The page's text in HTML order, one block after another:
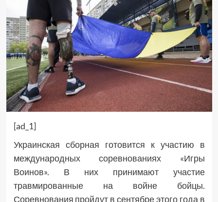
[ad_1]
Украинская сборная готовится к участию в
международных соревнованиях «Игры
Воинов». В них принимают участие
травмированные на войне бойцы.
Соревнования пройдут в сентябре этого года в